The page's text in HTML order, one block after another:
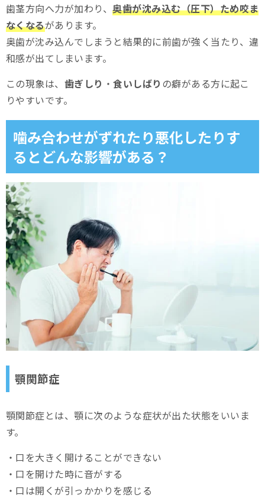
歯茎方向へ力が加わり、奥歯が沈み込む（圧下）ため咬ま
なくなるがあります。
奥歯が沈み込んでしまうと結果的に前歯が強く当たり、違
和感が出てしまいます。
この現象は、 歯ぎしり ・食いしばり の癖がある方に起こ
りやすいです。
噛み合わせがずれたり悪化したりす
るとどんな影響がある？
顎関節症
顎関節症とは、顎に次のような症状が出た状態をいいま
す。
・口を大きく開けることができない
・口を開けた時に音がする
・口は開くが引っかかりを感じる